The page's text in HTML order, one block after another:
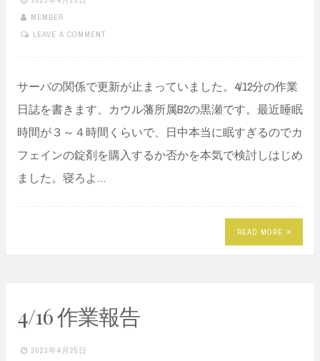
MEMBER
LEAVE A COMMENT
サーバの関係で更新が止まっていました。4/12分の作業
日誌を書きます、カウル藩所属B2の黒瀬です。最近睡眠
時間が３～４時間くらいで、日中本当に眠すぎるのでカ
フェインの錠剤を購入するか否かを本気で検討しはじめ
ました。寝ろよ…
READ MORE
4/16 作業報告
2023年4月25日